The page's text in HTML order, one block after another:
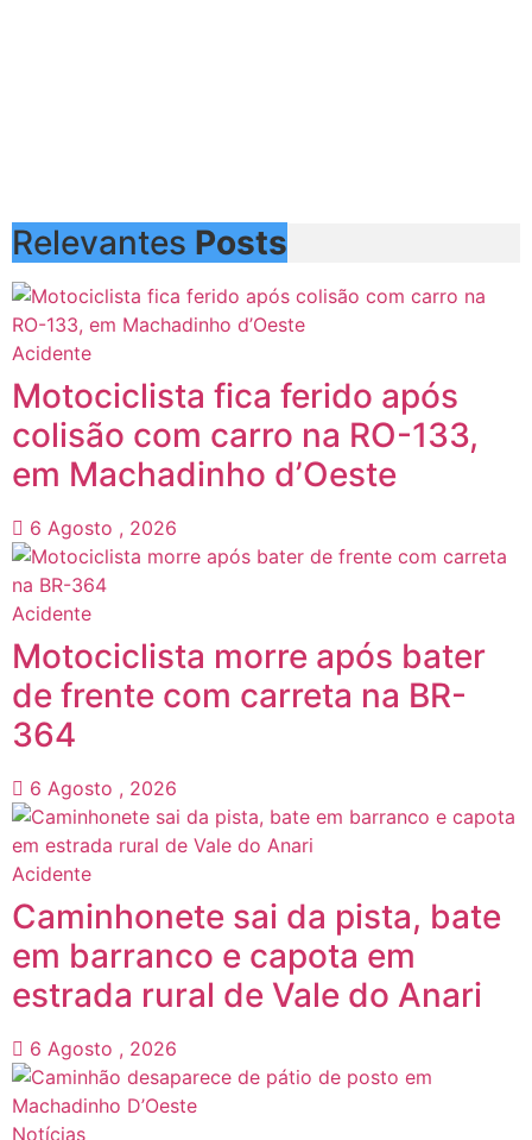
Relevantes Posts
Acidente
Motociclista fica ferido após
colisão com carro na RO-133,
em Machadinho d’Oeste
6 Agosto , 2026
Acidente
Motociclista morre após bater
de frente com carreta na BR-
364
6 Agosto , 2026
Acidente
Caminhonete sai da pista, bate
em barranco e capota em
estrada rural de Vale do Anari
6 Agosto , 2026
Notícias